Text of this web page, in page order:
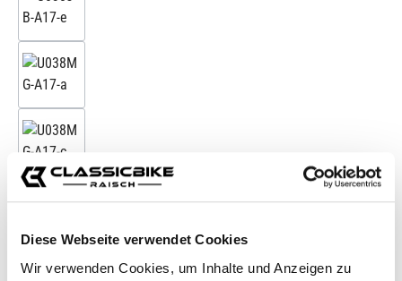
Diese Webseite verwendet Cookies
Wir verwenden Cookies, um Inhalte und Anzeigen zu
Zubehörartikel